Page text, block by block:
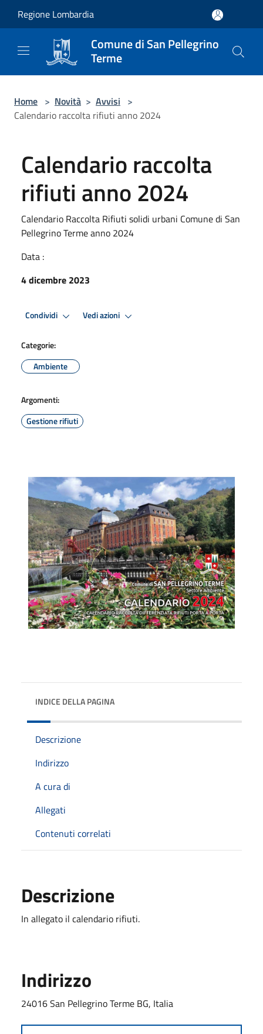
Regione Lombardia
Comune di San Pellegrino
Terme
Home > Novità > Avvisi >
Calendario raccolta rifiuti anno 2024
Calendario raccolta
rifiuti anno 2024
Calendario Raccolta Rifiuti solidi urbani Comune di San
Pellegrino Terme anno 2024
Data :
4 dicembre 2023
Condividi Vedi azioni
Categorie:
Ambiente
Argomenti:
Gestione rifiuti
INDICE DELLA PAGINA
Descrizione
Indirizzo
A cura di
Allegati
Contenuti correlati
Descrizione
In allegato il calendario rifiuti.
Indirizzo
24016 San Pellegrino Terme BG, Italia